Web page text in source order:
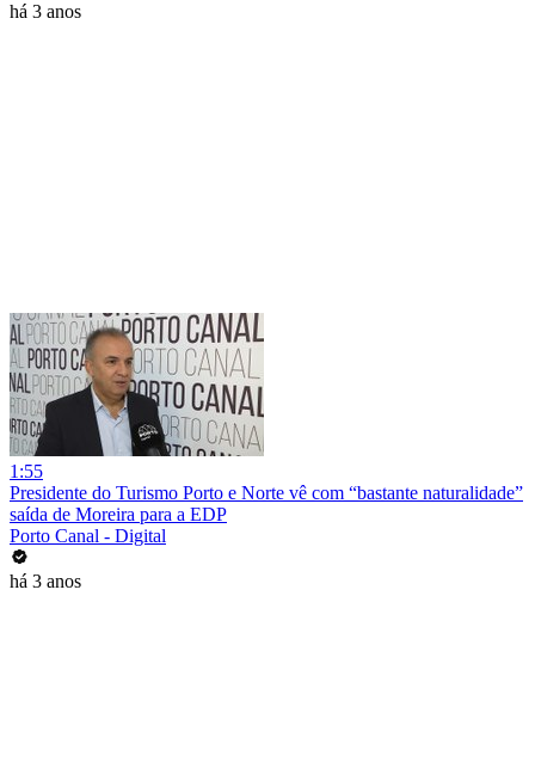
há 3 anos
1:55
Presidente do Turismo Porto e Norte vê com “bastante naturalidade”
saída de Moreira para a EDP
Porto Canal - Digital
há 3 anos